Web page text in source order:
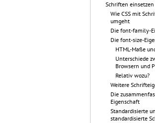
Schriften einsetzen
Wie CSS mit
umgeht
Die font-family-
Die font-size-
HTML-Maße
Unterschiede
Browsern und
Relativ wozu?
Weitere
Die
Eigenschaft
Standardisierte
standardisierte